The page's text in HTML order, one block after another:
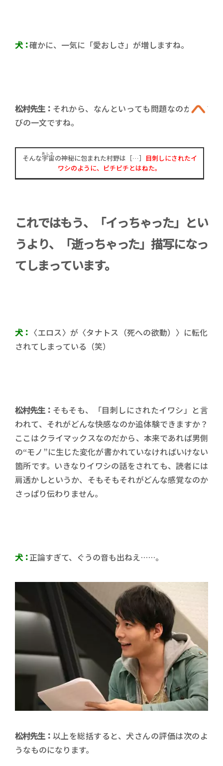
犬：確かに、一気に「愛おしさ」が増しますね。
松村先生： それから、なんといっても問題なのが、結
びの一文ですね。
そんな宇宙
おしり の神秘に包まれた村野は［…］ 目刺しにされたイ
ワシのように、ピチピチとはねた。
これではもう、「イっちゃった」とい
うより、「逝っちゃった」描写になっ
てしまっています。
犬： 〈エロス〉が〈タナトス（死への欲動）〉に転化
されてしまっている（笑）
松村先生： そもそも、「目刺しにされたイワシ」と言
われて、それがどんな快感なのか追体験できますか？
ここはクライマックスなのだから、本来であれば男側
の“モノ”に生じた変化が書かれていなければいけない
箇所です。いきなりイワシの話をされても、読者には
肩透かしというか、そもそもそれがどんな感覚なのか
さっぱり伝わりません。
犬：正論すぎて、ぐうの音も出ねえ……。
松村先生： 以上を総括すると、犬さんの評価は次のよ
うなものになります。